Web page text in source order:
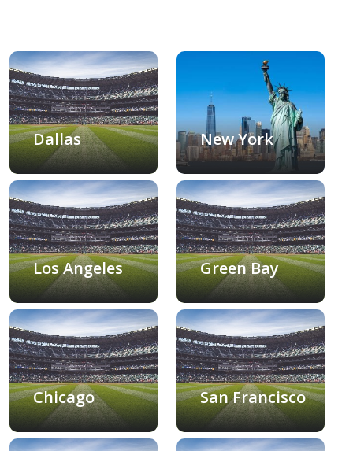
Dallas New York
Los Angeles Green Bay
Chicago San Francisco